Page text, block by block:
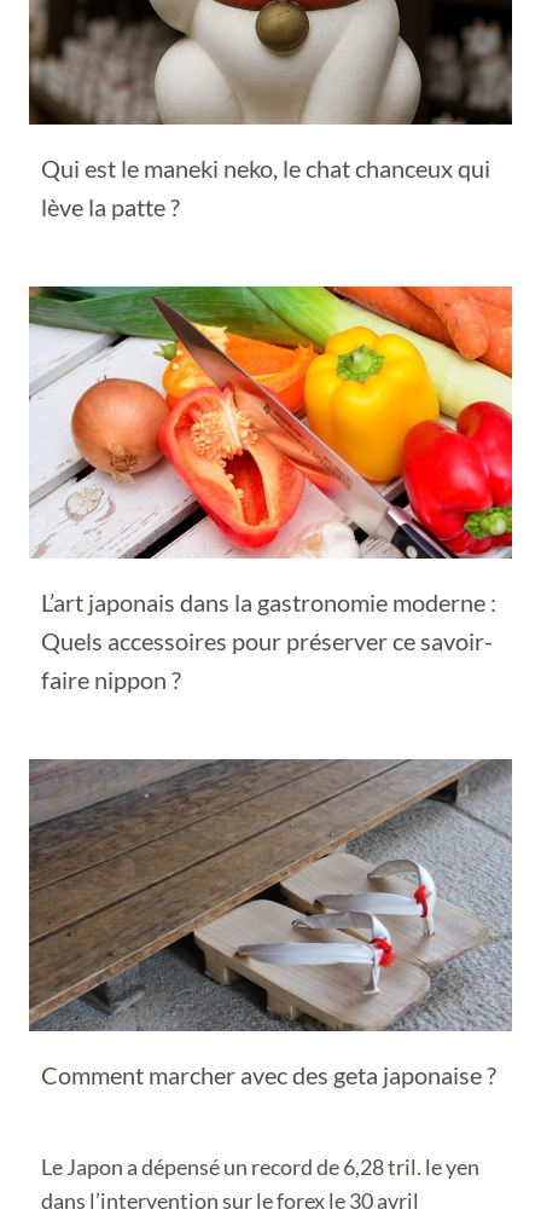
Qui est le maneki neko, le chat chanceux qui
lève la patte ?
L’art japonais dans la gastronomie moderne :
Quels accessoires pour préserver ce savoir-
faire nippon ?
Comment marcher avec des geta japonaise ?
Le Japon a dépensé un record de 6,28 tril. le yen
dans l’intervention sur le forex le 30 avril